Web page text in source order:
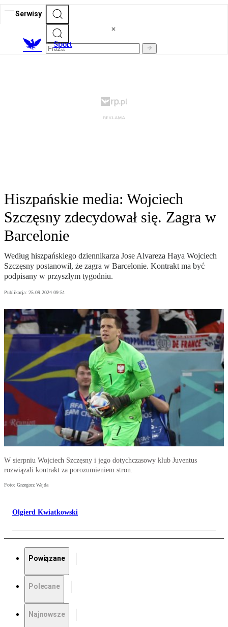
Serwisy
Sport
Hiszpańskie media: Wojciech
Szczęsny zdecydował się. Zagra w
Barcelonie
Według hiszpańskiego dziennikarza Jose Alvareza Haya Wojciech
Szczęsny postanowił, że zagra w Barcelonie. Kontrakt ma być
podpisany w przyszłym tygodniu.
Publikacja: 25.09.2024 09:51
W sierpniu Wojciech Szczęsny i jego dotychczasowy klub Juventus
rozwiązali kontrakt za porozumieniem stron.
Foto: Grzegorz Wajda
Olgierd Kwiatkowski
Powiązane
Polecane
Najnowsze